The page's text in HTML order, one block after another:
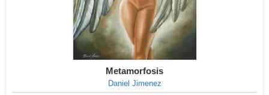
Metamorfosis
Daniel Jimenez